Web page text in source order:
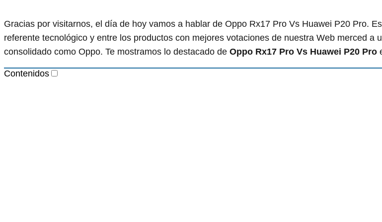
Gracias por visitarnos, el día de hoy vamos a hablar de Oppo Rx17 Pro Vs Huawei P20 Pro.
referente tecnológico y entre los productos con mejores votaciones de nuestra Web merced a
consolidado como Oppo. Te mostramos lo destacado de Oppo Rx17 Pro Vs Huawei P20 Pro
Contenidos